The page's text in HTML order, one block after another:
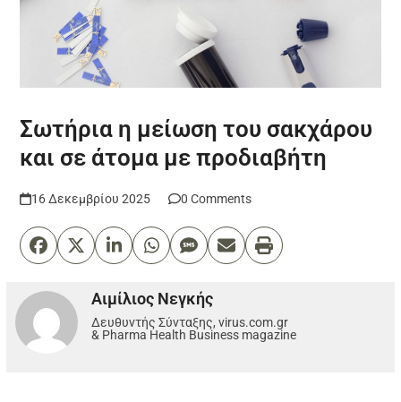
Σωτήρια η μείωση του σακχάρου
και σε άτομα με προδιαβήτη
16 Δεκεμβρίου 2025 0 Comments
Αιμίλιος Νεγκής
Δευθυντής Σύνταξης, virus.com.gr
& Pharma Health Business magazine